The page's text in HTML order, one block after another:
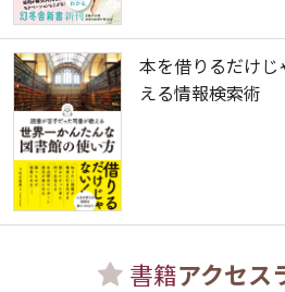
本を借りるだけ
える情報検索術
書籍アクセス